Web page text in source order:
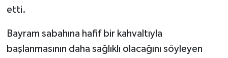
etti.
Bayram sabahına hafif bir kahvaltıyla
başlanmasının daha sağlıklı olacağını söyleyen